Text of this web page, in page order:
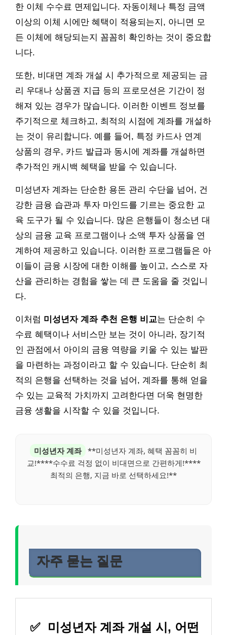
한 이체 수수료 면제입니다. 자동이체나 특정 금액
이상의 이체 시에만 혜택이 적용되는지, 아니면 모
든 이체에 해당되는지 꼼꼼히 확인하는 것이 중요합
니다.
또한, 비대면 계좌 개설 시 추가적으로 제공되는 금
리 우대나 상품권 지급 등의 프로모션은 기간이 정
해져 있는 경우가 많습니다. 이러한 이벤트 정보를
주기적으로 체크하고, 최적의 시점에 계좌를 개설하
는 것이 유리합니다. 예를 들어, 특정 카드사 연계
상품의 경우, 카드 발급과 동시에 계좌를 개설하면
추가적인 캐시백 혜택을 받을 수 있습니다.
미성년자 계좌는 단순한 용돈 관리 수단을 넘어, 건
강한 금융 습관과 투자 마인드를 기르는 중요한 교
육 도구가 될 수 있습니다. 많은 은행들이 청소년 대
상의 금융 교육 프로그램이나 소액 투자 상품을 연
계하여 제공하고 있습니다. 이러한 프로그램들은 아
이들이 금융 시장에 대한 이해를 높이고, 스스로 자
산을 관리하는 경험을 쌓는 데 큰 도움을 줄 것입니
다.
이처럼 미성년자 계좌 추천 은행 비교는 단순히 수
수료 혜택이나 서비스만 보는 것이 아니라, 장기적
인 관점에서 아이의 금융 역량을 키울 수 있는 발판
을 마련하는 과정이라고 할 수 있습니다. 단순히 최
적의 은행을 선택하는 것을 넘어, 계좌를 통해 얻을
수 있는 교육적 가치까지 고려한다면 더욱 현명한
금융 생활을 시작할 수 있을 것입니다.
미성년자 계좌 **미성년자 계좌, 혜택 꼼꼼히 비
교!****수수료 걱정 없이 비대면으로 간편하게!****
최적의 은행, 지금 바로 선택하세요!**
자주 묻는 질문
✅
미성년자 계좌 개설 시, 어떤